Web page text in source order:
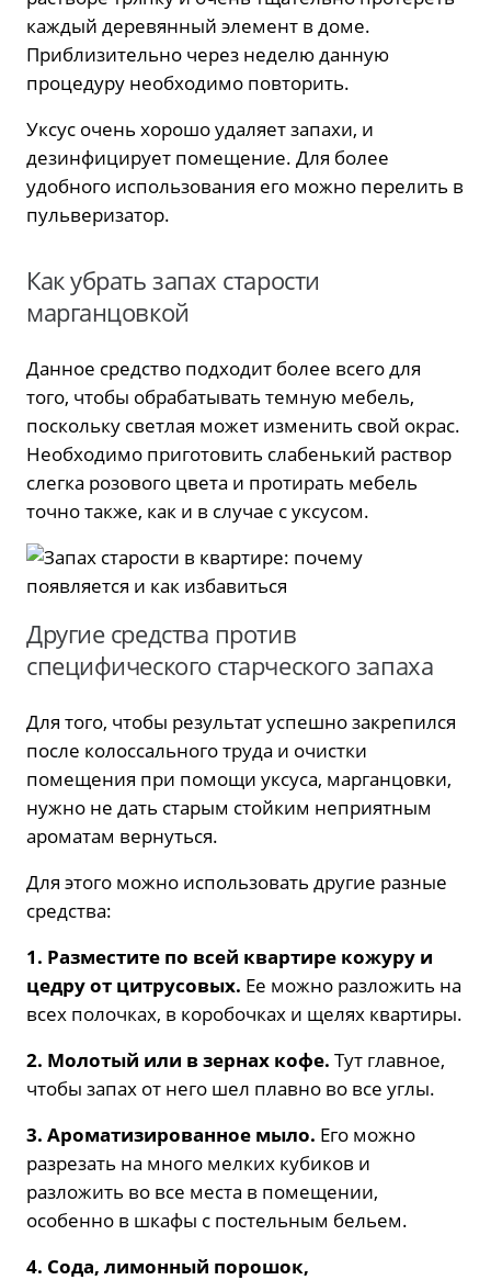
каждый деревянный элемент в доме.
Приблизительно через неделю данную
процедуру необходимо повторить.
Уксус очень хорошо удаляет запахи, и
дезинфицирует помещение. Для более
удобного использования его можно перелить в
пульверизатор.
Как убрать запах старости
марганцовкой
Данное средство подходит более всего для
того, чтобы обрабатывать темную мебель,
поскольку светлая может изменить свой окрас.
Необходимо приготовить слабенький раствор
слегка розового цвета и протирать мебель
точно также, как и в случае с уксусом.
Другие средства против
специфического старческого запаха
Для того, чтобы результат успешно закрепился
после колоссального труда и очистки
помещения при помощи уксуса, марганцовки,
нужно не дать старым стойким неприятным
ароматам вернуться.
Для этого можно использовать другие разные
средства:
1. Разместите по всей квартире кожуру и
цедру от цитрусовых. Ее можно разложить на
всех полочках, в коробочках и щелях квартиры.
2. Молотый или в зернах кофе. Тут главное,
чтобы запах от него шел плавно во все углы.
3. Ароматизированное мыло. Его можно
разрезать на много мелких кубиков и
разложить во все места в помещении,
особенно в шкафы с постельным бельем.
4. Сода, лимонный порошок,